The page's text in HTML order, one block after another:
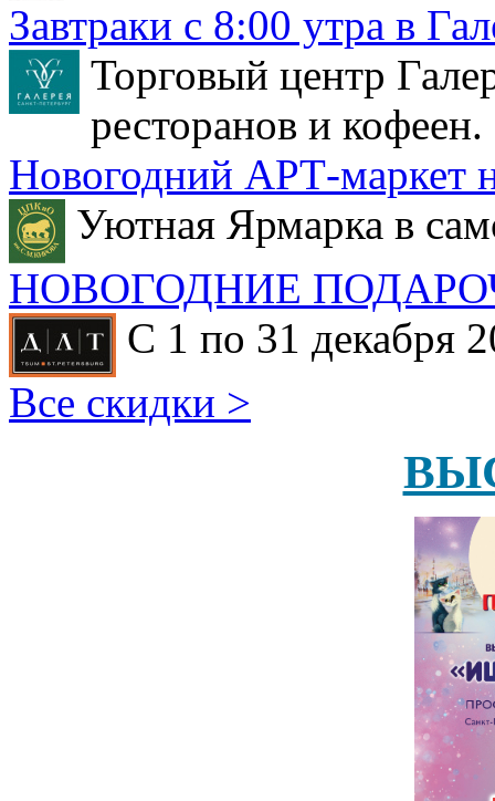
Завтраки с 8:00 утра в
Торговый центр
ресторанов и кофеен.
Новогодний АРТ-маркет
Уютная Ярмарка в
НОВОГОДНИЕ
С 1 по 31 декабря
Все скидки >